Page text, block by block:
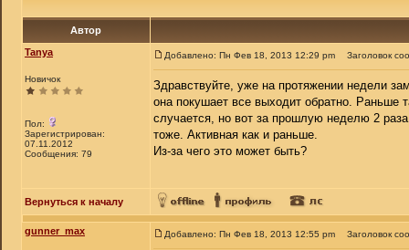
Автор
Tanya
Новичок
Пол:
Зарегистрирован:
07.11.2012
Сообщения: 79
Добавлено: Пн Фев 18, 2013 12:29 pm Заголовок
Здравствуйте, уже на протяжении недели
она покушает все выходит обратно. Раньше
случается, но вот за прошлую неделю 2
тоже. Активная как и раньше.
Из-за чего это может быть?
Вернуться к началу
gunner_max Добавлено: Пн Фев 18, 2013 12:55 pm Заголовок